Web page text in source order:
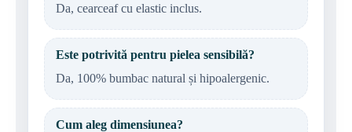
Da, cearceaf cu elastic inclus.
Este potrivită pentru pielea sensibilă?
Da, 100% bumbac natural și hipoalergenic.
Cum aleg dimensiunea?